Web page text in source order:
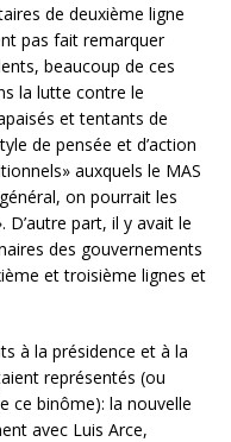
de deuxième ligne
pas fait remarquer
beaucoup de ces
la lutte contre le
et tentants de
de pensée et d’action
auxquels le MAS
on pourrait les
part, il y avait le
des gouvernements
et troisième lignes et
à la présidence et à la
représentés (ou
ce binôme): la nouvelle
avec Luis Arce,